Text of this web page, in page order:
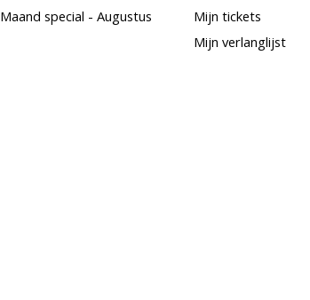
Maand special - Augustus
Mijn tickets
Mijn verlanglijst